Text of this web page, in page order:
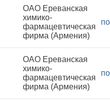
ОАО Ереванская
химико-
фармацевтическая
фирма (Армения)
ОАО Ереванская
химико-
фармацевтическая
фирма (Армения)